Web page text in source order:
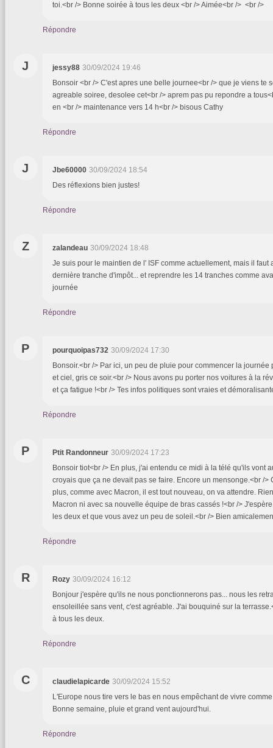
toi.<br /> Bonne soirée à tous les deux <br /> Aimée<br /> <br />
Répondre
J jessy88 30/09/2024 19:46
Bonsoir <br /> C'est apres une belle journee<br /> que je viens te
agreable soiree, desolee cet<br /> aprem pas pu repondre a
en <br /> maintenance vers 14 h<br /> bisous Cathy
Répondre
J Jbe60000 30/09/2024 18:54
Des réflexions bien justes!
Répondre
Z zalandeau 30/09/2024 18:48
Je suis pour le maintien de l' ISF comme actuellement, mais il faut
dernière tranche d'impôt... et reprendre les 14 tranches comme
journée
Répondre
P pourquoipas732 30/09/2024 17:30
Bonsoir.<br /> Par ici, un peu de pluie pour commencer la
et ciel, gris ce soir.<br /> Nous avons pu porter nos voitures à la
et ça fatigue !<br /> Tes infos politiques sont vraies et
Répondre
P Ptit Randonneur 30/09/2024 17:23
Bonsoir tiot<br /> En plus, j'ai entendu ce midi à la télé qu'ils vont
croyais que ça ne devait pas se faire. Encore un mensonge.<br />
plus, comme avec Macron, il est tout nouveau, on va attendre.
Macron ni avec sa nouvelle équipe de bras cassés !<br />
les deux et que vous avez un peu de soleil.<br /> Bien
Répondre
R Rozy 30/09/2024 16:12
Bonjour j'espère qu'ils ne nous ponctionnerons pas... nous les
ensoleillée sans vent, c'est agréable. J'ai bouquiné sur la
à tous les deux.
Répondre
C claudielapicarde 30/09/2024 15:52
L'Europe nous tire vers le bas en nous empêchant de vivre
Bonne semaine, pluie et grand vent aujourd'hui.
Répondre